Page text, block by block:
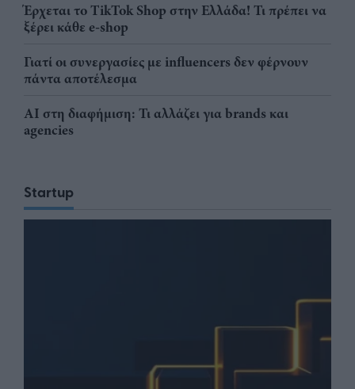
Έρχεται το TikTok Shop στην Ελλάδα! Τι πρέπει να
ξέρει κάθε e-shop
Γιατί οι συνεργασίες με influencers δεν φέρνουν
πάντα αποτέλεσμα
AI στη διαφήμιση: Τι αλλάζει για brands και
agencies
Startup